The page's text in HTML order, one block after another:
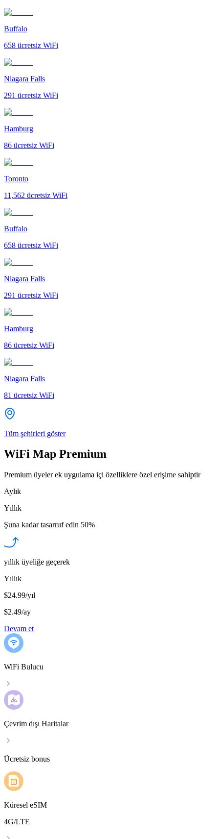
Buffalo
658 ücretsiz WiFi
Niagara Falls
291 ücretsiz WiFi
Hamburg
86 ücretsiz WiFi
Toronto
11,562 ücretsiz WiFi
Buffalo
658 ücretsiz WiFi
Niagara Falls
291 ücretsiz WiFi
Hamburg
86 ücretsiz WiFi
Niagara Falls
81 ücretsiz WiFi
Tüm şehirleri göster
WiFi Map Premium
Premium üyeler ek uygulama içi özelliklere özel erişime sahiptir
Aylık
Yıllık
Şuna kadar tasarruf edin 50%
yıllık üyeliğe geçerek
Yıllık
$24.99/yıl
$2.49/ay
Devam et
WiFi Bulucu
Çevrim dışı Haritalar
Ücretsiz bonus
Küresel eSIM
4G/LTE